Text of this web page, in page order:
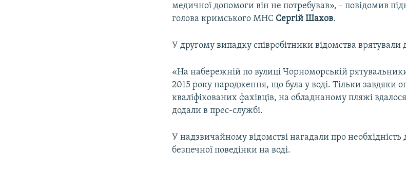
медичної допомоги він не потребував»‚ – повідомив
голова кримського МНС Сергій Шахов.
У другому випадку співробітники відомства врятували
«На набережній по вулиці Чорноморській
2015 року народження, що була у воді. Тільки завдяки
кваліфікованих фахівців, на обладнаному пляжі
додали в прес-службі.
У надзвичайному відомстві нагадали про
безпечної поведінки на воді.